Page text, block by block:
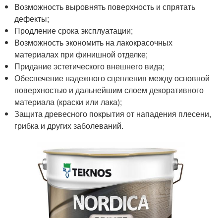
Возможность выровнять поверхность и спрятать
дефекты;
Продление срока эксплуатации;
Возможность экономить на лакокрасочных
материалах при финишной отделке;
Придание эстетического внешнего вида;
Обеспечение надежного сцепления между основной
поверхностью и дальнейшим слоем декоративного
материала (краски или лака);
Защита древесного покрытия от нападения плесени,
грибка и других заболеваний.